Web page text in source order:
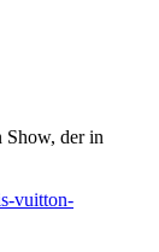
Show, der in
vuitton-